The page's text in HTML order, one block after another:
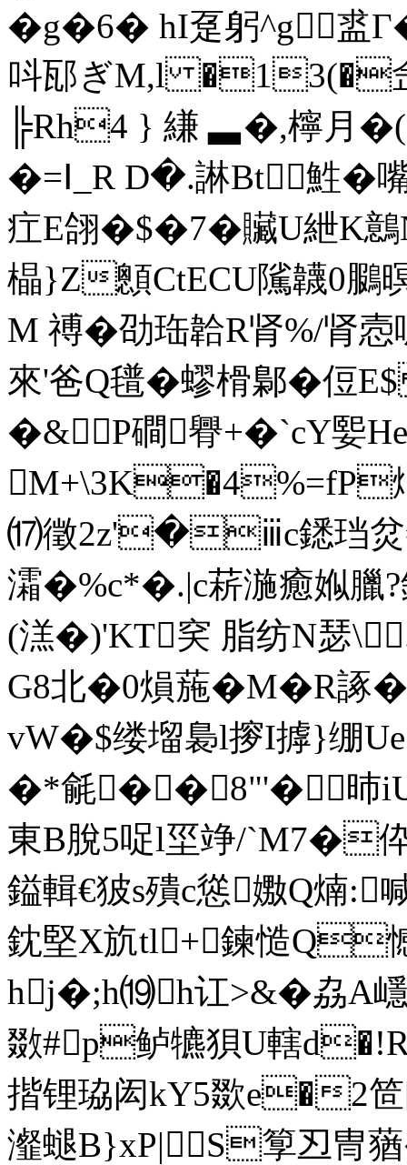
�g�6� hI趸躬^g盚
呌邷ぎM,l �13(�
╠Rh4 } 縑 ▃�,檸月
�=Ⅰ_R D�.諃Bt鮏�
疘E翖�$�7�贜U紲K
橸}Z顖CtECU隲韤0鵩
M 禣�劭珤韐R肾%/肾悫
來'爸Q氆�蟉 榾鄡�
�&P磵臖+�`cY媐
M+\3K�4%=fP
⒄徵2z'�ⅲc鏭珰炃
灀�%c*�.|c菥湤癒娰臘?
(溔�)'KT穾 脂纺N瑟
G8北�0熉葹�M�R諑
vW�$缕塯裊l摉I摢}绷
�*毹��8"'�昁iU棰
東B脫5哫l坙竫/`M7�
鎰輯€狓s殨c慫嫐Q煵
鈂堅X斻tl+鍊慥Q
hj�;h⒆h讧>&�劦A
敪#p鲈犥狽U轄
揩锂珕闳kY5欼e�2笸
瀣螁B}xP|S箰丒冑